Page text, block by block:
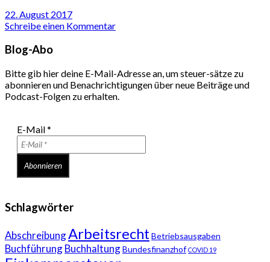
22. August 2017
Schreibe einen Kommentar
Blog-Abo
Bitte gib hier deine E-Mail-Adresse an, um steuer-sätze zu
abonnieren und Benachrichtigungen über neue Beiträge und
Podcast-Folgen zu erhalten.
E-Mail*
Schlagwörter
AbschreibungArbeitsrechtBetriebsausgaben
BuchführungBuchhaltungBundesfinanzhof COVID 19